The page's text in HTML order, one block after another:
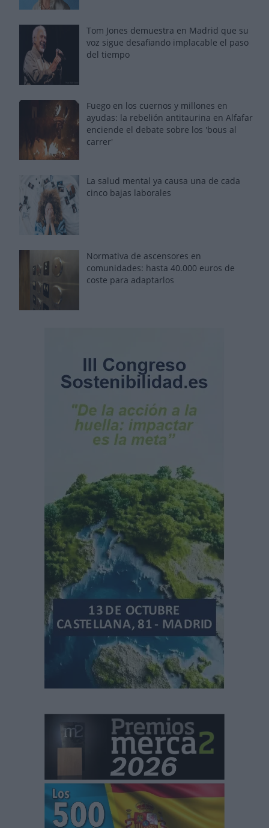
Tom Jones demuestra en Madrid que su
voz sigue desafiando implacable el paso
del tiempo
Fuego en los cuernos y millones en
ayudas: la rebelión antitaurina en Alfafar
enciende el debate sobre los 'bous al
carrer'
La salud mental ya causa una de cada
cinco bajas laborales
Normativa de ascensores en
comunidades: hasta 40.000 euros de
coste para adaptarlos